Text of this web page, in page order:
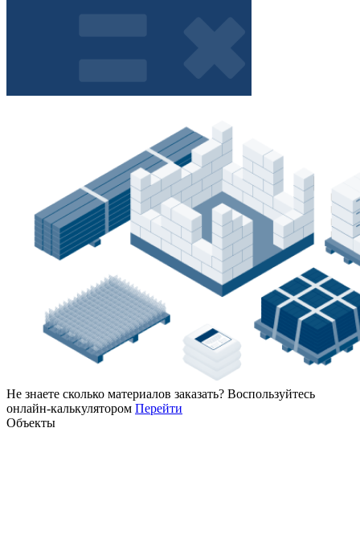
Не знаете сколько материалов заказать? Воспользуйтесь
онлайн-калькулятором Перейти
Объекты